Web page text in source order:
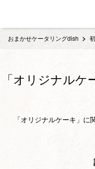
おまかせケータリングdish
「オリジナル
「オリジナルケーキ」